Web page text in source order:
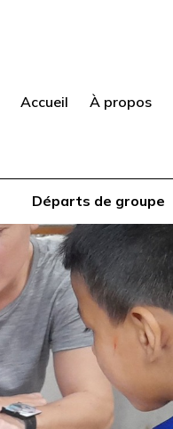
Accueil À propos
Départs de groupe